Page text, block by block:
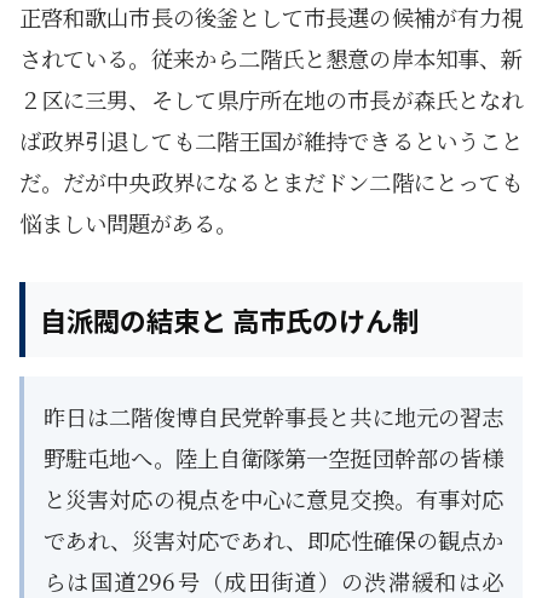
正啓和歌山市長の後釜として市長選の候補が有力視
されている。従来から二階氏と懇意の岸本知事、新
２区に三男、そして県庁所在地の市長が森氏となれ
ば政界引退しても二階王国が維持できるということ
だ。だが中央政界になるとまだドン二階にとっても
悩ましい問題がある。
自派閥の結束と 高市氏のけん制
昨日は二階俊博自民党幹事長と共に地元の習志
野駐屯地へ。陸上自衛隊第一空挺団幹部の皆様
と災害対応の視点を中心に意見交換。有事対応
であれ、災害対応であれ、即応性確保の観点か
らは国道296号（成田街道）の渋滞緩和は必